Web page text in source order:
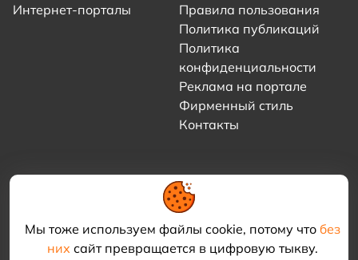
Мы тоже используем файлы cookie, потому что без
нихсайт превращается в цифровую тыкву.
Интернет-порталы
Правила пользования
Политика публикаций
Политика
конфиденциальности
Реклама на портале
Фирменный стиль
Контакты